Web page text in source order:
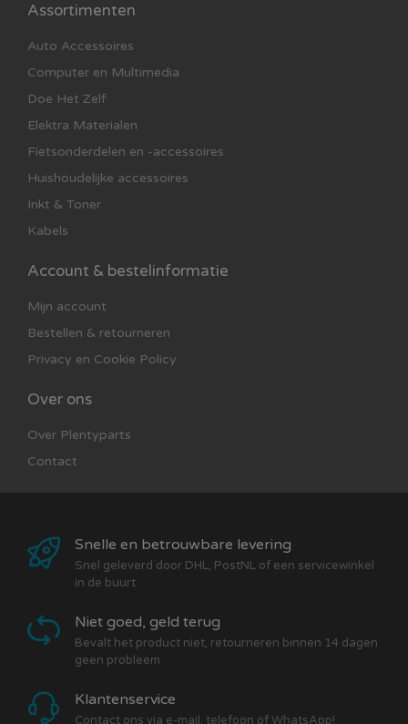
Assortimenten
Auto Accessoires
Computer en Multimedia
Doe Het Zelf
Elektra Materialen
Fietsonderdelen en -accessoires
Huishoudelijke accessoires
Inkt & Toner
Kabels
Account & bestelinformatie
Mijn account
Bestellen & retourneren
Privacy en Cookie Policy
Over ons
Over Plentyparts
Contact
Snelle en betrouwbare levering
Snel geleverd door DHL, PostNL of een servicewinkel
in de buurt
Niet goed, geld terug
Bevalt het product niet, retourneren binnen 14 dagen
geen probleem
Klantenservice
Contact ons via e-mail, telefoon of WhatsApp!